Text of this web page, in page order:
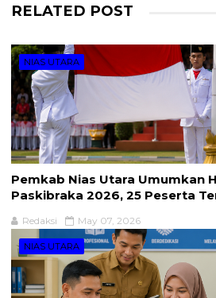
RELATED POST
NIAS UTARA
Pemkab Nias Utara Umumkan
Paskibraka 2026, 25 Peserta
Redaksi May 07, 2026
NIAS UTARA